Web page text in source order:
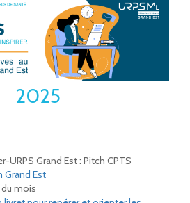
2025
URPS Grand Est : Pitch CPTS
Grand Est
du mois